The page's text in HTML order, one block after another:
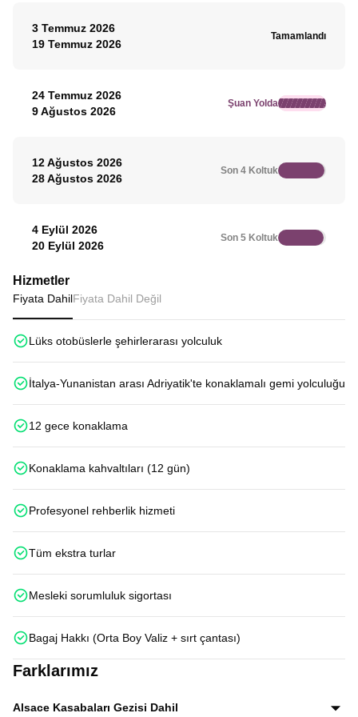
3 Temmuz 2026
19 Temmuz 2026
Tamamlandı
24 Temmuz 2026
9 Ağustos 2026
Şuan Yolda
12 Ağustos 2026
28 Ağustos 2026
Son 4 Koltuk
4 Eylül 2026
20 Eylül 2026
Son 5 Koltuk
Hizmetler
Fiyata DahilFiyata Dahil Değil
Lüks otobüslerle şehirlerarası yolculuk
İtalya-Yunanistan arası Adriyatik'te konaklamalı gemi yolculuğu
12 gece konaklama
Konaklama kahvaltıları (12 gün)
Profesyonel rehberlik hizmeti
Tüm ekstra turlar
Mesleki sorumluluk sigortası
Bagaj Hakkı (Orta Boy Valiz + sırt çantası)
Farklarımız
Alsace Kasabaları Gezisi Dahil